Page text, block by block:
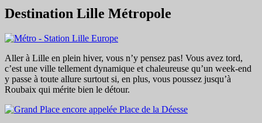
Destination Lille Métropole
Aller à Lille en plein hiver, vous n’y pensez pas! Vous avez tord,
c’est une ville tellement dynamique et chaleureuse qu’un week-end
y passe à toute allure surtout si, en plus, vous poussez jusqu’à
Roubaix qui mérite bien le détour.